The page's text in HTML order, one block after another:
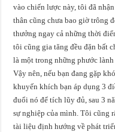
vào chiến lược này, tôi đã
thân cũng chưa bao giờ trông
thưởng ngay cả những thời
tôi cũng gia tăng đều đặn bất
là một trong những phước
Vậy nên, nếu bạn đang gặp
khuyến khích bạn áp dụng 3
đuổi nó để tích lũy đủ, sau 3
sự nghiệp của mình. Tôi cũng
tài liệu định hướng về phát